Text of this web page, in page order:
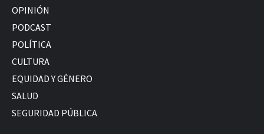
OPINIÓN
PODCAST
POLÍTICA
CULTURA
EQUIDAD Y GÉNERO
SALUD
SEGURIDAD PÚBLICA